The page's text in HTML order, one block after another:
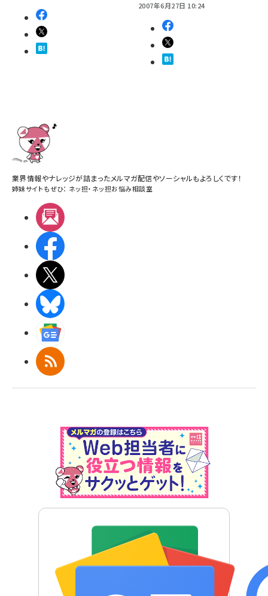
2007年6月27日 10:24
業界情報やナレッジが詰まったメルマガ配信やソーシャルもよろしくです！
姉妹サイトもぜひ： ネッ担・ ネッ担お悩み相談室
RSS